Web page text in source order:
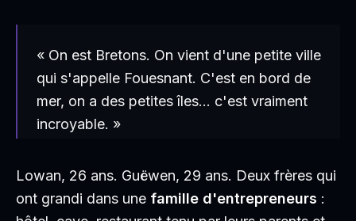
« On est Bretons. On vient d'une petite ville
qui s'appelle Fouesnant. C'est en bord de
mer, on a des petites îles… c'est vraiment
incroyable. »
Lowan, 26 ans. Guëwen, 29 ans. Deux frères qui
ont grandi dans une famille d'entrepreneurs :